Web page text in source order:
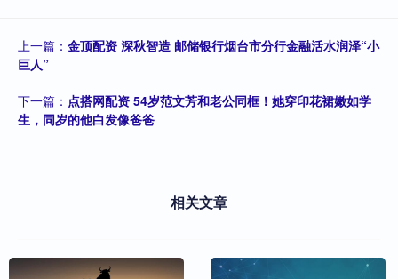
上一篇： 金顶配资 深秋智造 邮储银行烟台市分行金融活水润泽“小
巨人”
下一篇： 点搭网配资 54岁范文芳和老公同框！她穿印花裙嫩如学
生，同岁的他白发像爸爸
相关文章